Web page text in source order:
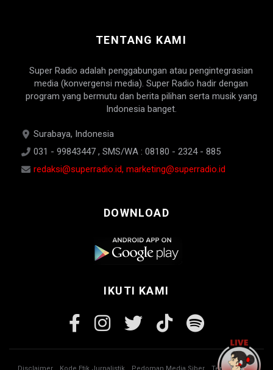
TENTANG KAMI
Super Radio adalah penggabungan atau pengintegrasian
media (konvergensi media). Super Radio hadir dengan
program yang bermutu dan berita pilihan serta musik yang
Indonesia banget.
Surabaya, Indonesia
031 - 99843447 , SMS/WA : 08180 - 2324 - 885
redaksi@superradio.id, marketing@superradio.id
DOWNLOAD
IKUTI KAMI